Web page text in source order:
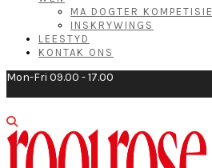
MA DOGTER KOMPETISIE
INSKRYWINGS
LEESTYD
KONTAK ONS
Mon-Fri 09.00 - 17.00